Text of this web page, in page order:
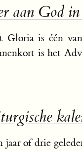
aan God
Gloria is één
is het
jaar of drie